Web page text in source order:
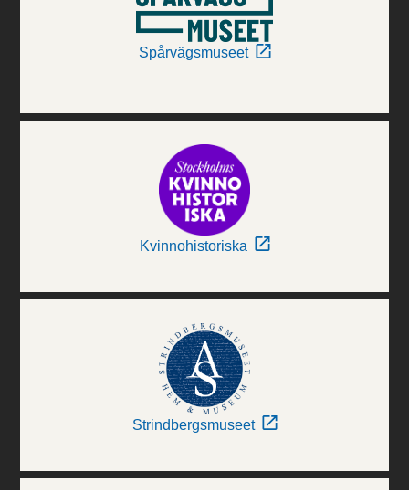
Spårvägsmuseet
Kvinnohistoriska
Strindbergsmuseet